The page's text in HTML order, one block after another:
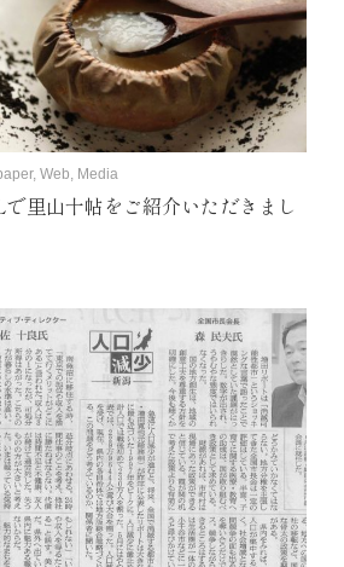
Web, Media
里山十帖をご紹介いただきまし